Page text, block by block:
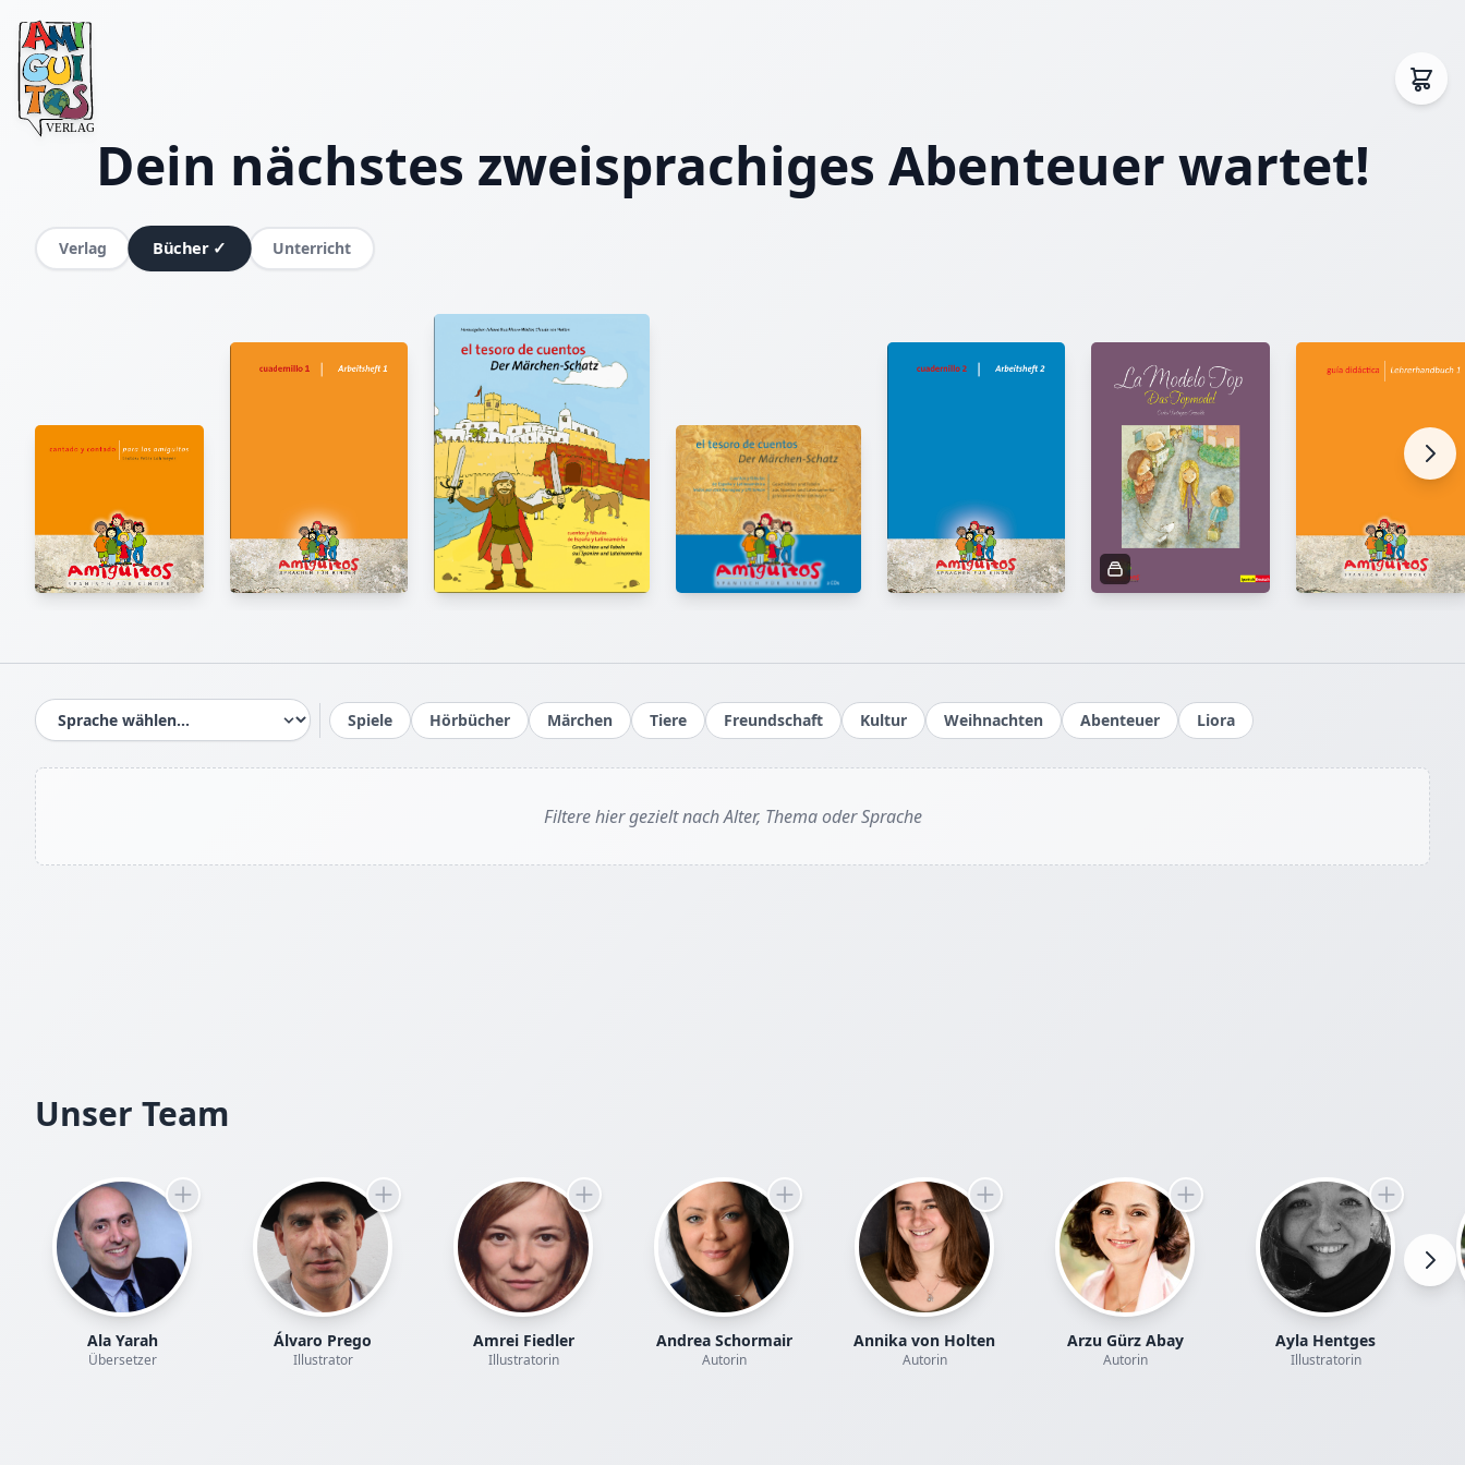
Dein nächstes zweisprachiges Abenteuer wartet!
Verlag Bücher ✓ Unterricht
Spiele Hörbücher Märchen Tiere Freundschaft Kultur Weihnachten Abenteuer Liora
Filtere hier gezielt nach Alter, Thema oder Sprache
Unser Team
Ala Yarah
Übersetzer
Álvaro Prego
Illustrator
Amrei Fiedler
Illustratorin
Andrea Schormair
Autorin
Annika von Holten
Autorin
Arzu Gürz Abay
Autorin
Ayla Hentges
Illustratorin
Arzu Gürz Abay ist 1972 als Tochter eines türkischen
Diplomaten in Berlin geboren. Seit ihrer Kindheit beschäftigt
sie sich mit interkulturellem Verständnis, vor allem weil sie
selber in anderen Kulturen gelebt hat und sehr gerne reist. Sie
hat ihren Bachelor an der Mount Holyoke College in den USA
erworben und u.a. an der Ludwig Maximilians Universität in
München und an der Universität Köln weiter studiert. Frau
Illustratorin
In den Warenkorb